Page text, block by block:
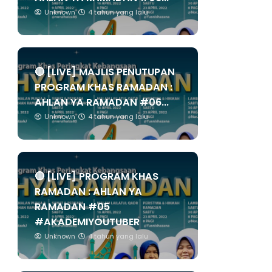
Unknown 4 tahun yang lalu
🔴 [LIVE] MAJLIS PENUTUPAN
PROGRAM KHAS RAMADAN :
AHLAN YA RAMADAN #06...
Unknown 4 tahun yang lalu
🔴 [LIVE] PROGRAM KHAS
RAMADAN : AHLAN YA
RAMADAN #05
#AKADEMIYOUTUBER
Unknown 4 tahun yang lalu